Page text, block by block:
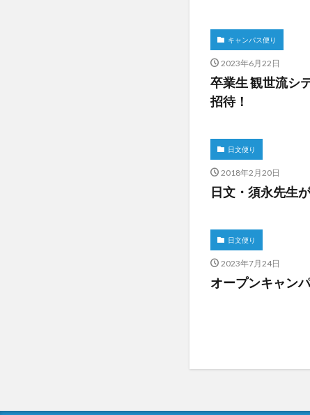
キャンパス便り
2023年6月22日
卒業生 観世流シ
招待！
日文便り
2018年2月20日
日文・須永先生
日文便り
2023年7月24日
オープンキャン